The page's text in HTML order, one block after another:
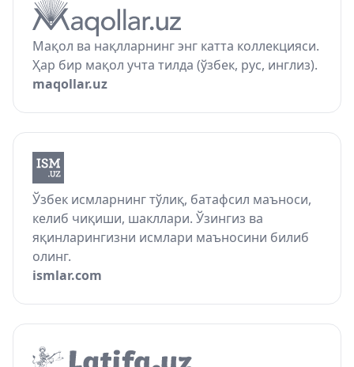
Мақол ва нақлларнинг энг катта коллекцияси.
Ҳар бир мақол учта тилда (ўзбек, рус, инглиз).
maqollar.uz
Ўзбек исмларнинг тўлиқ, батафсил маъноси,
келиб чиқиши, шакллари. Ўзингиз ва
яқинларингизни исмлари маъносини билиб
олинг.
ismlar.com